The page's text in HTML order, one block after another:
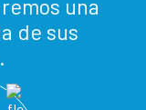
una
de sus